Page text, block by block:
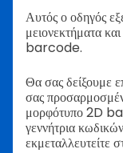
Αυτός ο οδηγός
μειονεκτήματα
barcode.
Θα σας δείξουμε
σας
μορφότυπο 2D
γεννήτρια
εκμεταλλευτείτε